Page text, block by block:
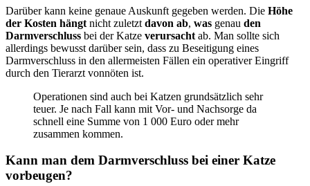
Darüber kann keine genaue Auskunft gegeben werden. Die Höhe
der Kosten hängt nicht zuletzt davon ab, was genau den
Darmverschluss bei der Katze verursacht ab. Man sollte sich
allerdings bewusst darüber sein, dass zu Beseitigung eines
Darmverschluss in den allermeisten Fällen ein operativer Eingriff
durch den Tierarzt vonnöten ist.
Operationen sind auch bei Katzen grundsätzlich sehr
teuer. Je nach Fall kann mit Vor- und Nachsorge da
schnell eine Summe von 1 000 Euro oder mehr
zusammen kommen.
Kann man dem Darmverschluss bei einer Katze
vorbeugen?